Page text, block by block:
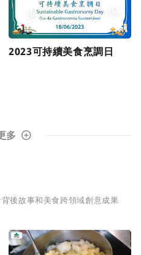
2023可持續美食烹調日
多
後故事和美食跨領域創意成果